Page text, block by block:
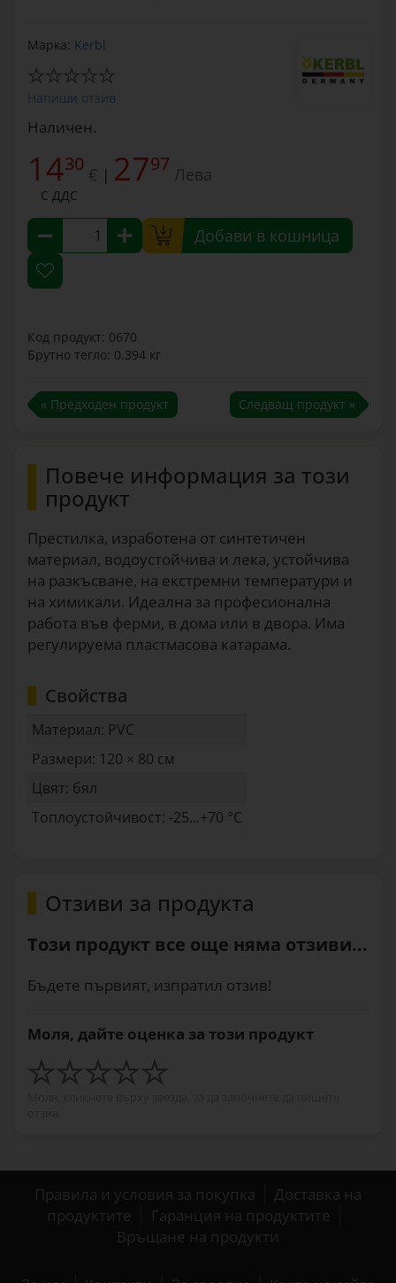
Марка: Kerbl
Напиши отзив
Наличен.
1430 € | 2797 Лева
С ДДС
Добави в кошница
Код продукт: 0670
Брутно тегло: 0.394 кг
« Предходен продукт Следващ продукт »
Повече информация за този
продукт
Престилка, изработена от синтетичен
материал, водоустойчива и лека, устойчива
на разкъсване, на екстремни температури и
на химикали. Идеална за професионална
работа във ферми, в дома или в двора. Има
регулируема пластмасова катарама.
Свойства
Материал: PVC
Размери: 120 × 80 см
Цвят: бял
Топлоустойчивост: -25...+70 °C
Отзиви за продукта
Този продукт все още няма отзиви...
Бъдете първият, изпратил отзив!
Моля, дайте оценка за този продукт
Правила и условия за покупка
Доставка на
продуктите
Гаранция на продуктите
Връщане на продукти